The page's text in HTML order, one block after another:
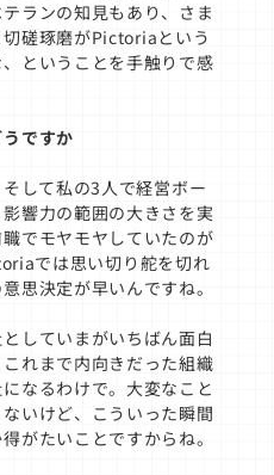
ランの知見もあり、さま
磋琢磨がPictoriaという
ということを手触りで感
ですか
して私の3人で経営ボー
響力の範囲の大きさを実
でモヤモヤしていたのが
では思い切り舵を切れ
思決定が早いんですね。
していまがいちばん面白
れまで内向きだった組織
なるわけで。大変なこと
いけど、こういった瞬間
がたいことですからね。